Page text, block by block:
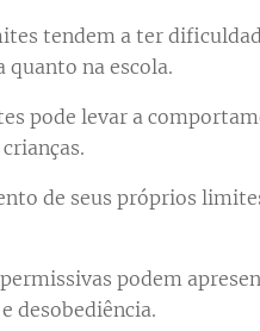
tendem a ter
quanto na escola.
pode levar a
de seus próprios
podem
desobediência.